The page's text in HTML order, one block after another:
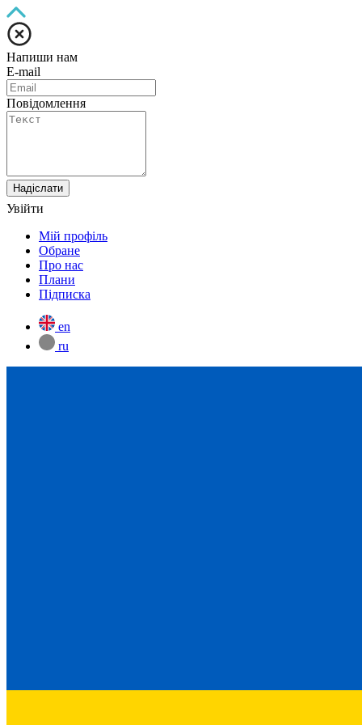
Напиши нам
E-mail
Повідомлення
Надіслати
Увійти
Мій профіль
Обране
Про нас
Плани
Підписка
en
ru